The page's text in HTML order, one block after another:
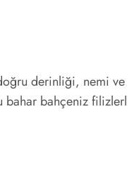
derinliği, nemi ve
bahar bahçeniz